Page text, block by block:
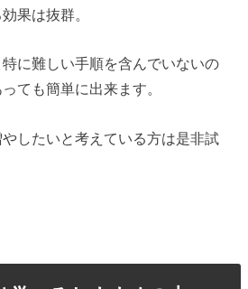
果は抜群。
に難しい手順を含んでいないの
ても簡単に出来ます。
したいと考えている方は是非試